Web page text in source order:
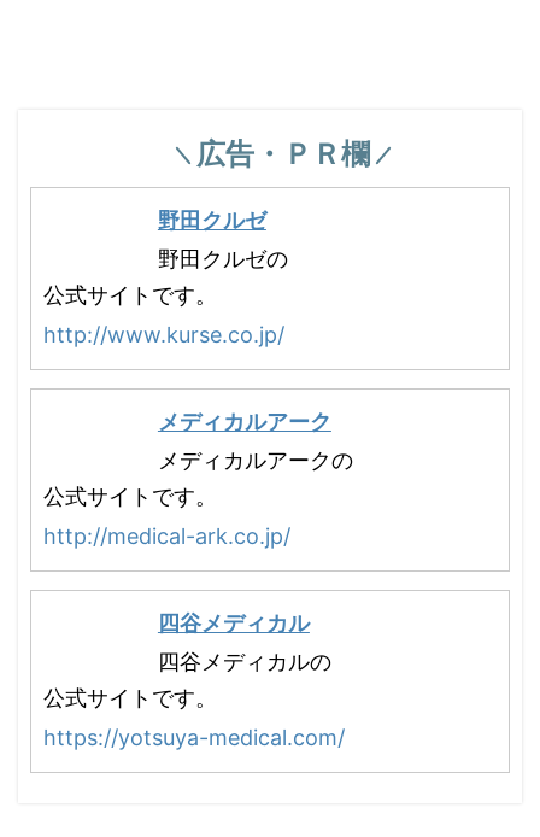
広告・ＰＲ欄
野田クルゼ
野田クルゼの
公式サイトです。
http://www.kurse.co.jp/
メディカルアーク
メディカルアークの
公式サイトです。
http://medical-ark.co.jp/
四谷メディカル
四谷メディカルの
公式サイトです。
https://yotsuya-medical.com/